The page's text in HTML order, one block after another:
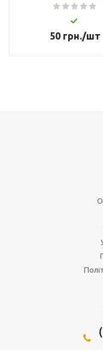
50грн./шт